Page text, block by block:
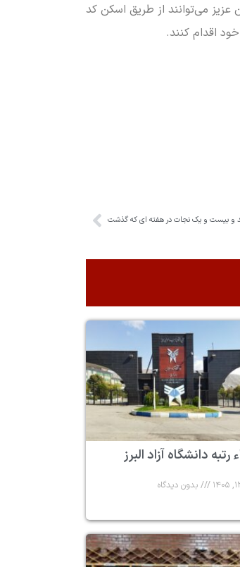
نیکوکار و خیران عزیز می‌توانند از طریق اسکن کد
و بیست و یک نجات در هفته ای که گذشت
رتبه دانشگاه آزاد البرز
بدون دیدگاه